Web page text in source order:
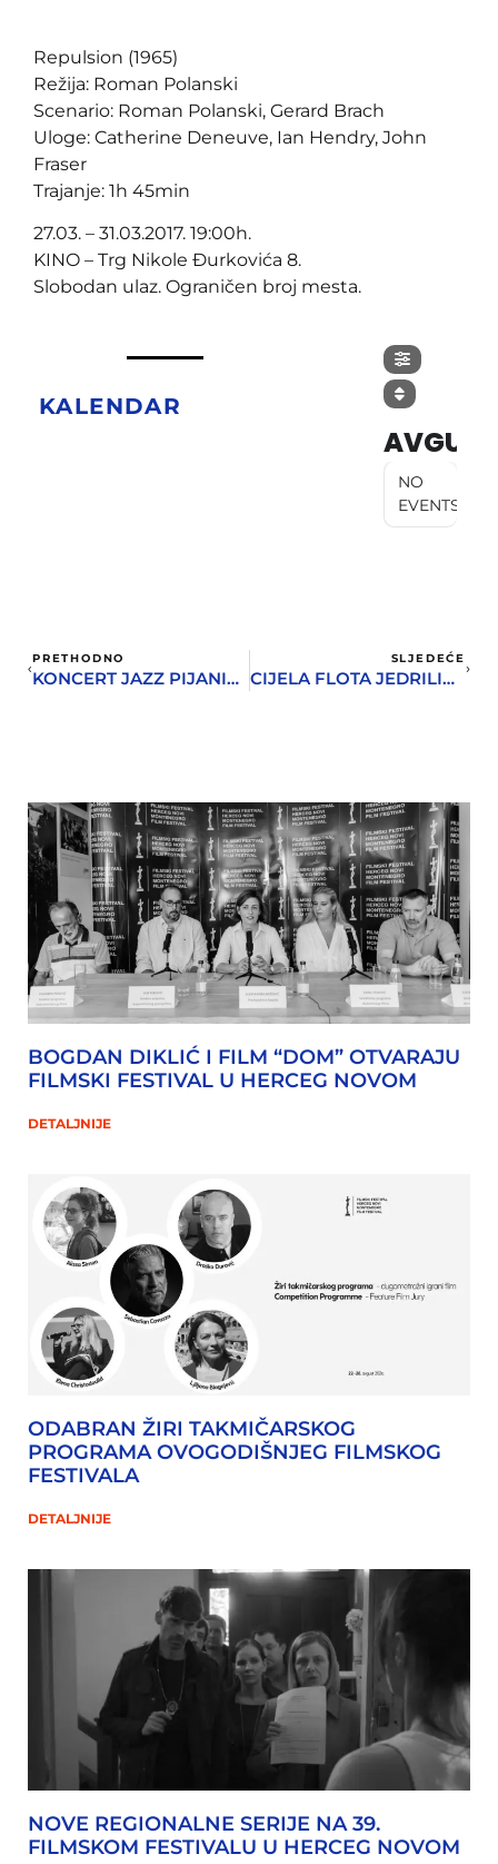
Repulsion (1965)
Režija: Roman Polanski
Scenario: Roman Polanski, Gerard Brach
Uloge: Catherine Deneuve, Ian Hendry, John
Fraser
Trajanje: 1h 45min
27.03. – 31.03.2017. 19:00h.
KINO – Trg Nikole Đurkovića 8.
Slobodan ulaz. Ograničen broj mesta.
KALENDAR
AVGUST
NO
EVENTS
PRETHODNO
KONCERT JAZZ PIJANISTE DANILA REE U DVORANI PARK
SLJEDEĆE
CIJELA FLOTA JEDRILICA LEŽI NA DNU MORA ISPRED BAOŠIĆA
BOGDAN DIKLIĆ I FILM “DOM” OTVARAJU
FILMSKI FESTIVAL U HERCEG NOVOM
DETALJNIJE
ODABRAN ŽIRI TAKMIČARSKOG
PROGRAMA OVOGODIŠNJEG FILMSKOG
FESTIVALA
DETALJNIJE
NOVE REGIONALNE SERIJE NA 39.
FILMSKOM FESTIVALU U HERCEG NOVOM